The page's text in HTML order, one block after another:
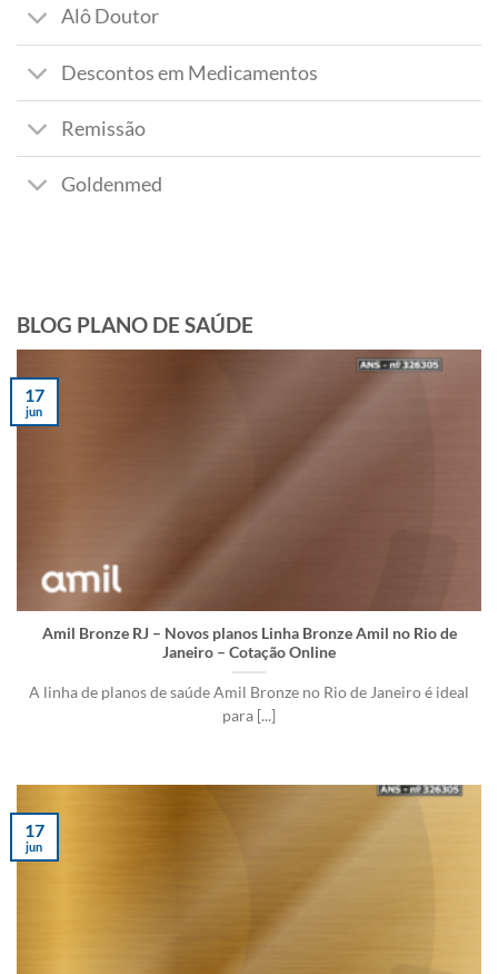
Alô Doutor
Descontos em Medicamentos
Remissão
Goldenmed
BLOG PLANO DE SAÚDE
Amil Bronze RJ – Novos planos Linha Bronze Amil no Rio de
Janeiro – Cotação Online
A linha de planos de saúde Amil Bronze no Rio de Janeiro é ideal
para [...]
17
jun
17
jun